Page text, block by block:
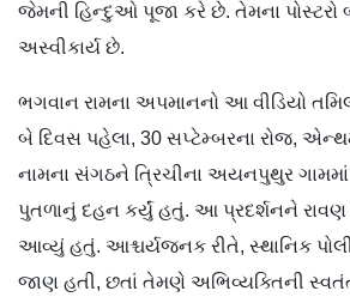
જેમની હિન્દુઓ પૂજા કરે છે. તેમના પોસ્ટરો
અસ્વીકાર્ય છે.
ભગવાન રામના અપમાનનો આ વીડિયો
બે દિવસ પહેલા, 30 સપ્ટેમ્બરના રોજ,
નામના સંગઠને ત્રિચીના અયનપુથુર ગામમાં
પુતળાનું દહન કર્યું હતું. આ પ્રદર્શનને રાવણ
આવ્યું હતું. આશ્ચર્યજનક રીતે, સ્થાનિક
જાણ હતી, છતાં તેમણે અભિવ્યક્તિની